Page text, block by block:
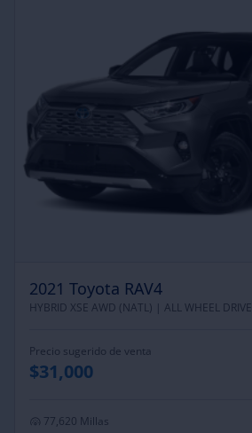
2021 Toyota RAV4
HYBRID XSE AWD (NATL) | ALL WHEEL DRIVE
Precio sugerido de venta
$31,000
77,620 Millas